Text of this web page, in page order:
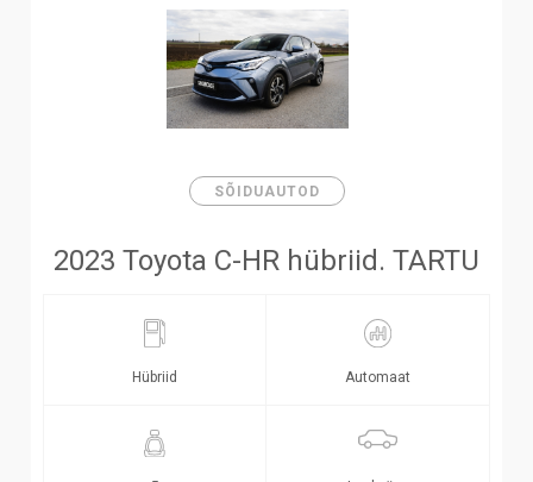
SÕIDUAUTOD
2023 Toyota C-HR hübriid. TARTU
Hübriid Automaat